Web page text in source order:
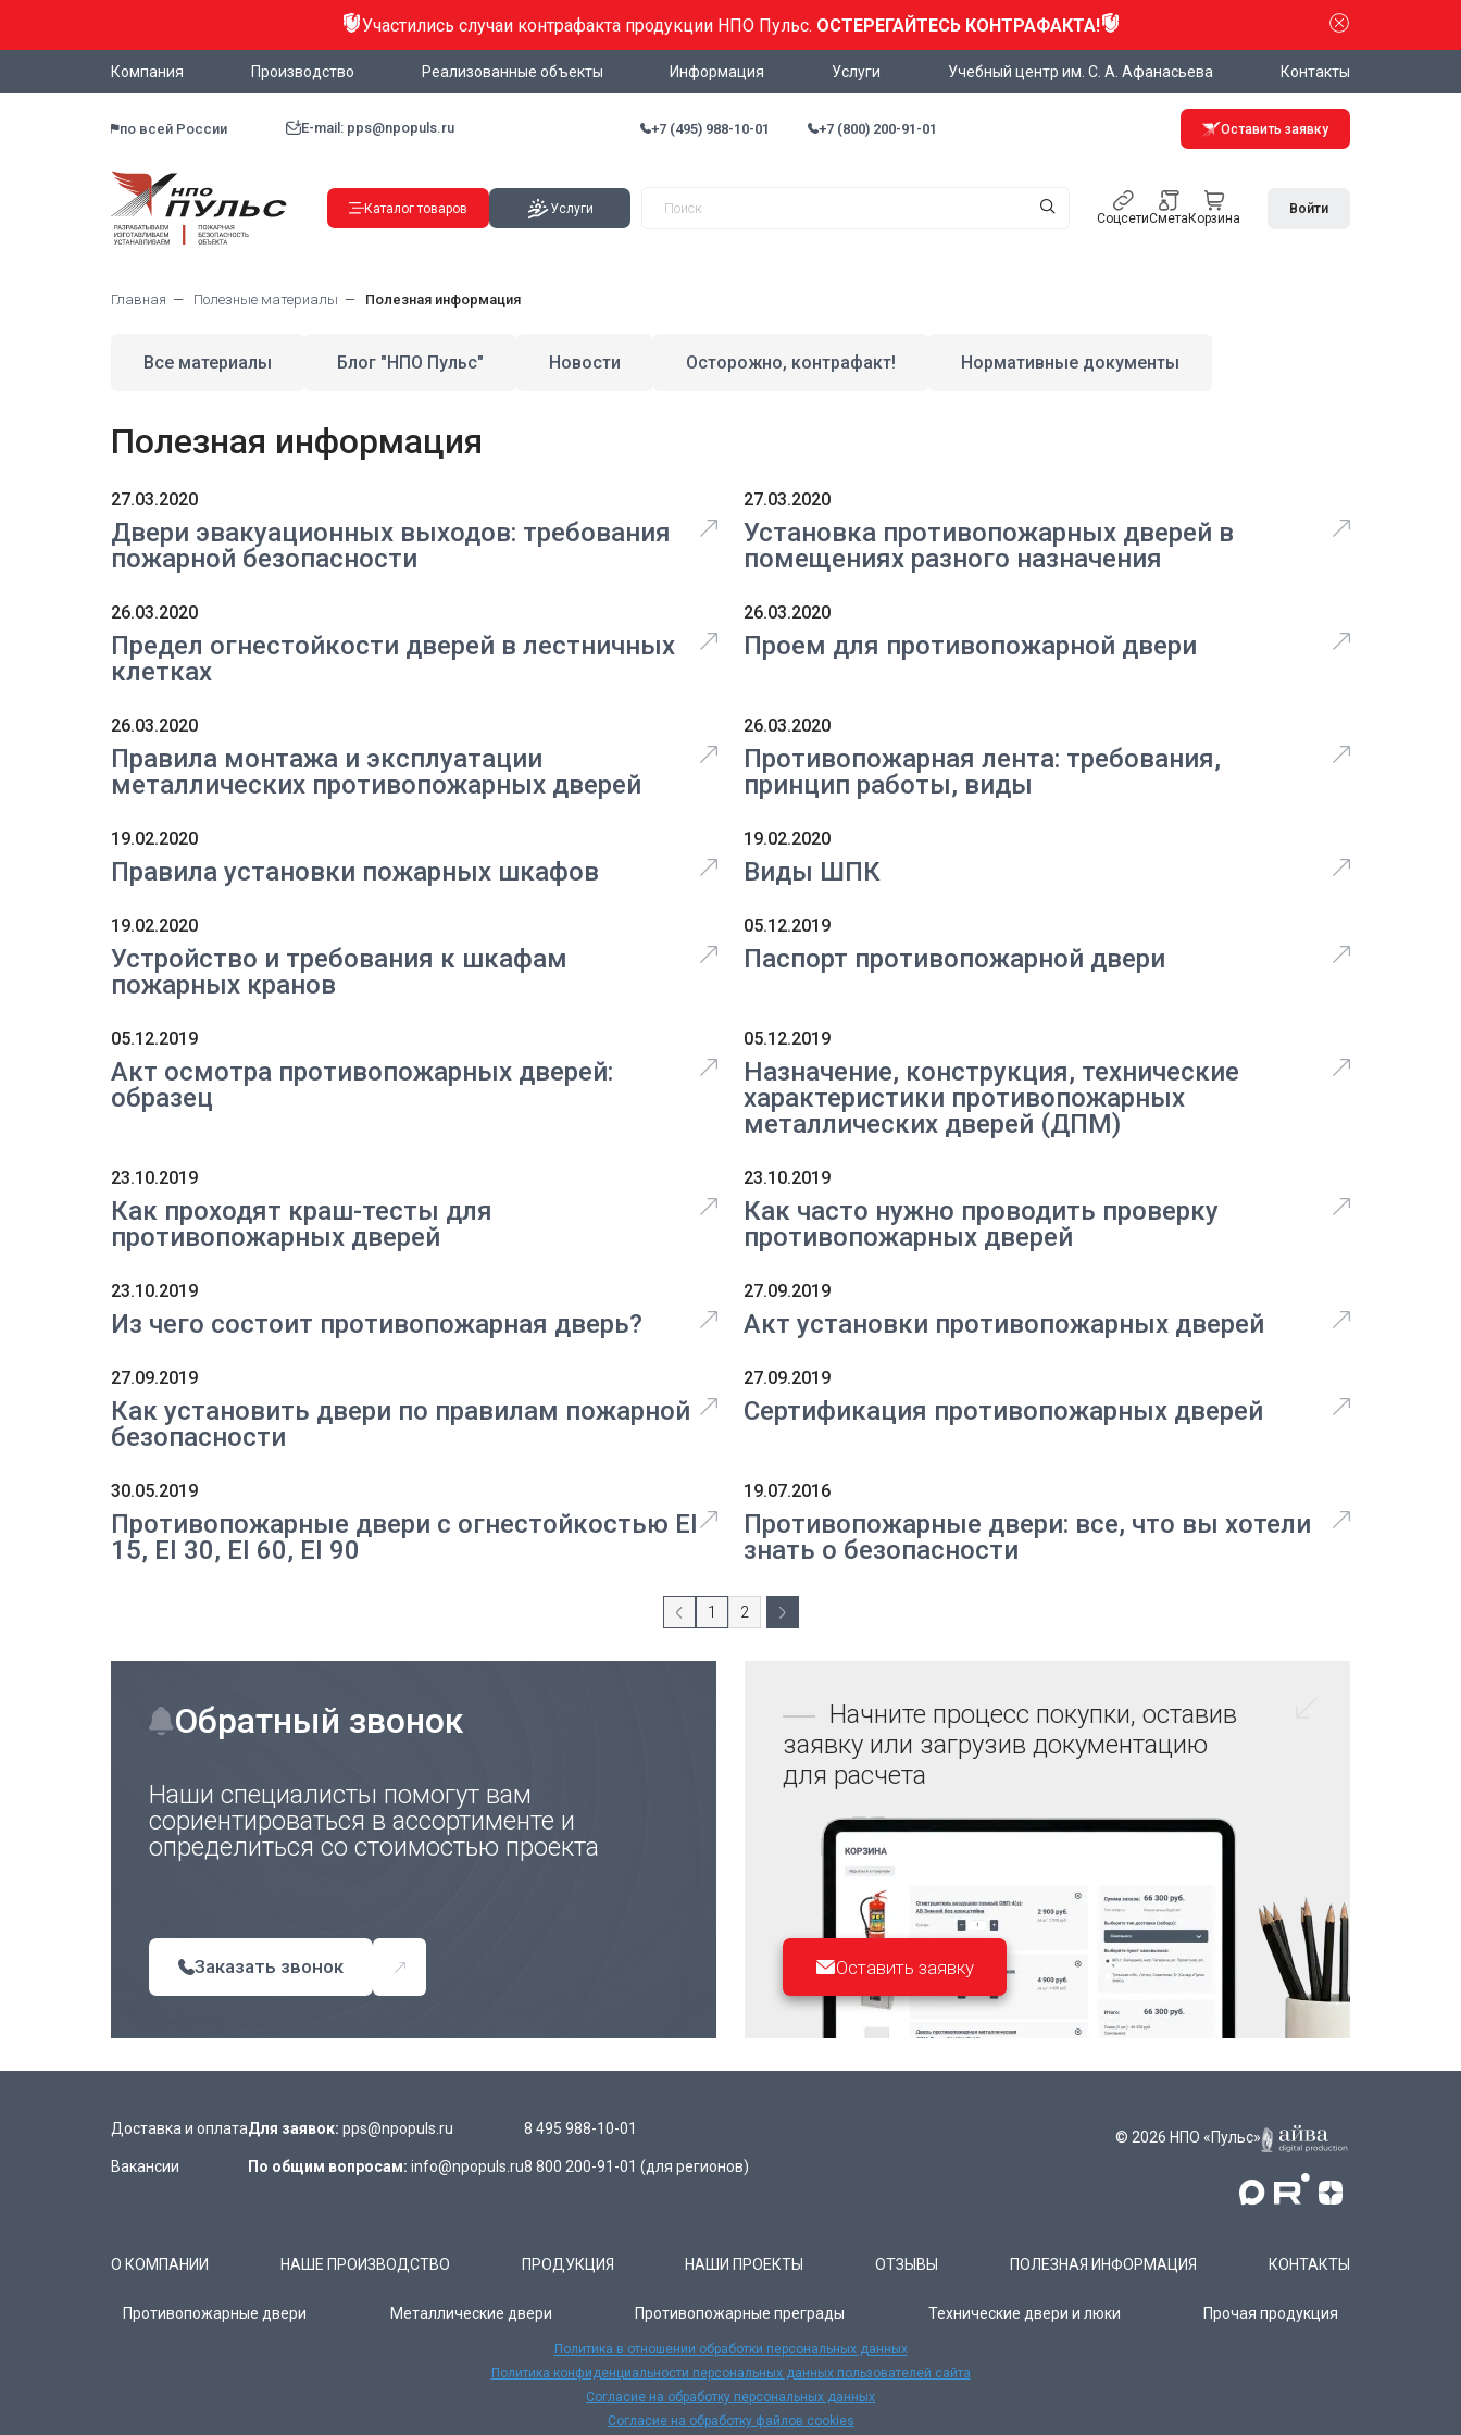
Участились случаи контрафакта продукции НПО Пульс. ОСТЕРЕГАЙТЕСЬ КОНТРАФАКТА!
Компания Производство Реализованные объекты Информация Услуги Учебный центр им. С. А. Афанасьева Контакты
по всей России E-mail: pps@npopuls.ru +7 (495) 988-10-01 +7 (800) 200-91-01 Оставить заявку
Каталог товаров Услуги
СоцсетиСмета Корзина
Войти
Главная Полезные материалы Полезная информация
Все материалы Блог "НПО Пульс" Новости Осторожно, контрафакт! Нормативные документы
Полезная информация
27.03.2020
Двери эвакуационных выходов: требования
пожарной безопасности
27.03.2020
Установка противопожарных дверей в
помещениях разного назначения
26.03.2020
Предел огнестойкости дверей в лестничных
клетках
26.03.2020
Проем для противопожарной двери
26.03.2020
Правила монтажа и эксплуатации
металлических противопожарных дверей
26.03.2020
Противопожарная лента: требования,
принцип работы, виды
19.02.2020
Правила установки пожарных шкафов
19.02.2020
Виды ШПК
19.02.2020
Устройство и требования к шкафам
пожарных кранов
05.12.2019
Паспорт противопожарной двери
05.12.2019
Акт осмотра противопожарных дверей:
образец
05.12.2019
Назначение, конструкция, технические
характеристики противопожарных
металлических дверей (ДПМ)
23.10.2019
Как проходят краш-тесты для
противопожарных дверей
23.10.2019
Как часто нужно проводить проверку
противопожарных дверей
23.10.2019
Из чего состоит противопожарная дверь?
27.09.2019
Акт установки противопожарных дверей
27.09.2019
Как установить двери по правилам пожарной
безопасности
27.09.2019
Сертификация противопожарных дверей
30.05.2019
Противопожарные двери с огнестойкостью EI
15, EI 30, EI 60, EI 90
19.07.2016
Противопожарные двери: все, что вы хотели
знать о безопасности
1 2
Обратный звонок
Наши специалисты помогут вам
сориентироваться в ассортименте и
определиться со стоимостью проекта
Заказать звонок
Начните процесс покупки, оставив
заявку или загрузив документацию
для расчета
Оставить заявку
Доставка и оплата
Вакансии
Для заявок: pps@npopuls.ru
По общим вопросам: info@npopuls.ru
8 495 988-10-01
8 800 200-91-01 (для регионов)
© 2026 НПО «Пульс»
О КОМПАНИИ НАШЕ ПРОИЗВОДСТВО ПРОДУКЦИЯ НАШИ ПРОЕКТЫ ОТЗЫВЫ ПОЛЕЗНАЯ ИНФОРМАЦИЯ КОНТАКТЫ
Противопожарные двери Металлические двери Противопожарные преграды Технические двери и люки Прочая продукция
Политика в отношении обработки персональных данных
Политика конфиденциальности персональных данных пользователей сайта
Согласие на обработку персональных данных
Согласие на обработку файлов cookies